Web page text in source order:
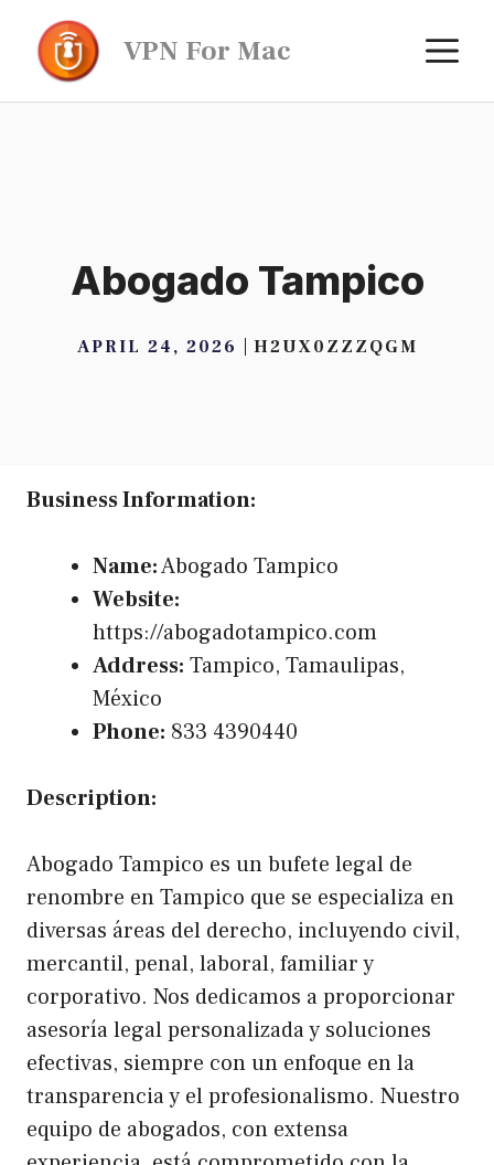
content
VPN For Mac
Abogado Tampico
APRIL 24, 2026 H2UX0ZZZQGM
Business Information:
Name:Abogado Tampico
Website:
https://abogadotampico.com
Address: Tampico, Tamaulipas,
México
Phone: 833 4390440
Description:
Abogado Tampico es un bufete legal de
renombre en Tampico que se especializa en
diversas áreas del derecho, incluyendo civil,
mercantil, penal, laboral, familiar y
corporativo. Nos dedicamos a proporcionar
asesoría legal personalizada y soluciones
efectivas, siempre con un enfoque en la
transparencia y el profesionalismo. Nuestro
equipo de abogados, con extensa